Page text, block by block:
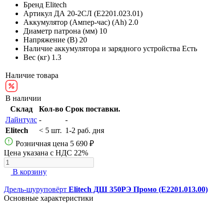
Бренд Elitech
Артикул ДА 20-2СЛ (E2201.023.01)
Аккумулятор (Ампер-час) (Ah) 2.0
Диаметр патрона (мм) 10
Напряжение (В) 20
Наличие аккумулятора и зарядного устройства Есть
Вес (кг) 1.3
Наличие товара
В наличии
Склад
Кол-во Срок поставки.
Лайнтулс -
-
Elitech
< 5 шт. 1-2 раб. дня
Розничная цена 5 690 ₽
Цена указана с НДС 22%
В корзину
Дрель-шуруповёрт Elitech ДШ 350РЭ Промо (E2201.013.00)
Основные характеристики